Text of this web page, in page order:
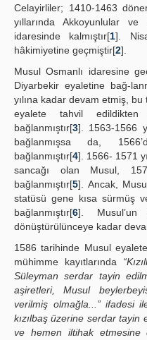
Celayirliler; 1410-1463
yıllarında Akkoyunlular
idaresinde kalmıştır[1].
hâkimiyetine geçmiştir[2].
Musul Osmanlı idaresine
Diyarbekir eyaletine bağ-
yılına kadar devam etmiş,
eyalete tahvil
bağlanmıştır[3]. 1563-1566
bağlanmışsa da,
bağlanmıştır[4]. 1566- 1571
sancağı olan Musul,
bağlanmıştır[5]. Ancak,
statüsü gene kısa sürmüş
bağlanmıştır[6]. Musul’un
dönüştürülünceye kadar
1586 tarihinde Musul
mühimme kayıtlarında
Süleyman serdar tayin
aşiretleri, Musul
verilmiş olmağla...’’ ifadesi
kızılbaş üzerine serdar
ve hemen iltihak etmesine